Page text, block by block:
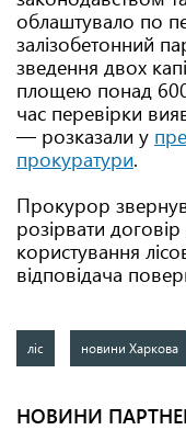
облаштувало по
залізобетонний
зведення двох
площею понад
час перевірки
— розказали у
прокуратури.
Прокурор
розірвати
користування
відповідача
ліс новини Харкова